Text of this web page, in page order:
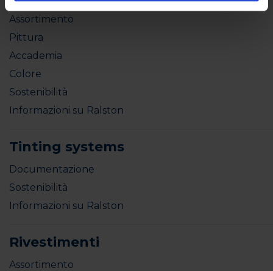
Assortimento
Pittura
Accademia
Colore
Sostenibilità
Informazioni su Ralston
Tinting systems
Documentazione
Sostenibilità
Informazioni su Ralston
Rivestimenti
Assortimento